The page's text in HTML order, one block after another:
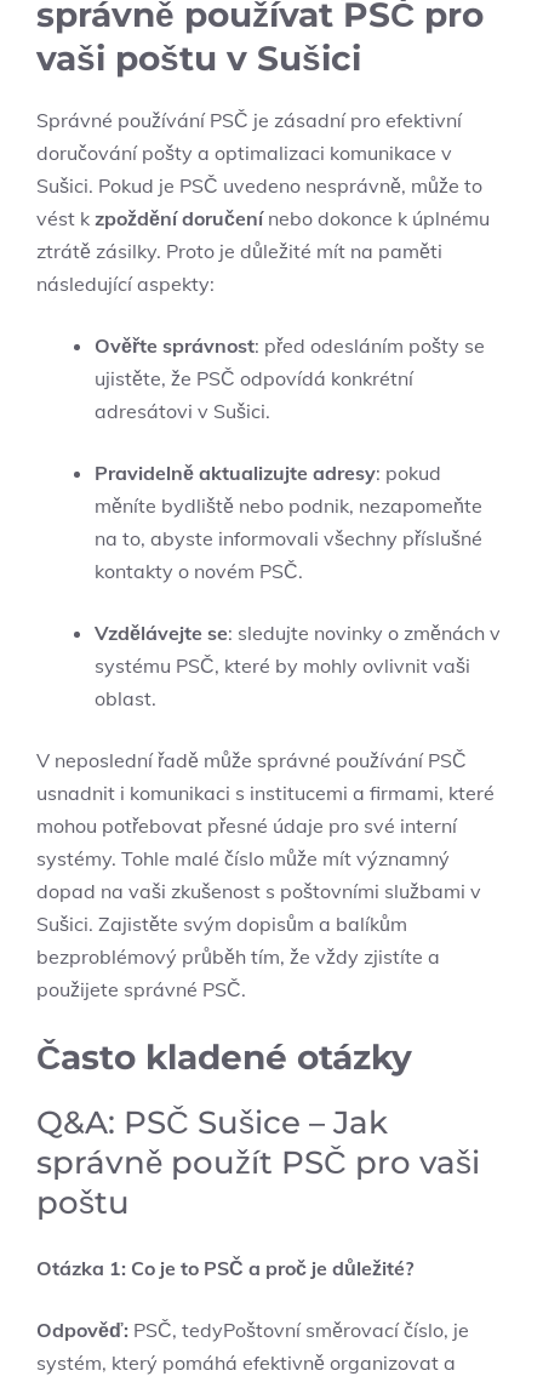
správně používat PSČ pro
vaši poštu v Sušici
Správné používání PSČ je zásadní pro efektivní
doručování pošty a optimalizaci komunikace v
Sušici. Pokud je PSČ uvedeno nesprávně, může to
vést k zpoždění doručenínebo dokonce k úplnému
ztrátě zásilky. Proto je důležité mít na paměti
následující aspekty:
Ověřte správnost: před odesláním pošty se
ujistěte, že PSČ odpovídá konkrétní
adresátovi v Sušici.
Pravidelně aktualizujte adresy: pokud
měníte bydliště nebo podnik, nezapomeňte
na to, abyste informovali všechny příslušné
kontakty o novém PSČ.
Vzdělávejte se: sledujte novinky o změnách v
systému PSČ, které by mohly ovlivnit vaši
oblast.
V neposlední řadě může správné používání PSČ
usnadnit i komunikaci s institucemi a firmami, které
mohou potřebovat přesné údaje pro své interní
systémy. Tohle malé číslo může mít významný
dopad na vaši zkušenost s poštovními službami v
Sušici. Zajistěte svým dopisům a balíkům
bezproblémový průběh tím, že vždy zjistíte a
použijete správné PSČ.
Často kladené otázky
Q&A: PSČ Sušice – Jak
správně použít PSČ pro vaši
poštu
Otázka 1: Co je to PSČ a proč je důležité?
Odpověď: PSČ, tedyPoštovní směrovací číslo, je
systém, který pomáhá efektivně organizovat a